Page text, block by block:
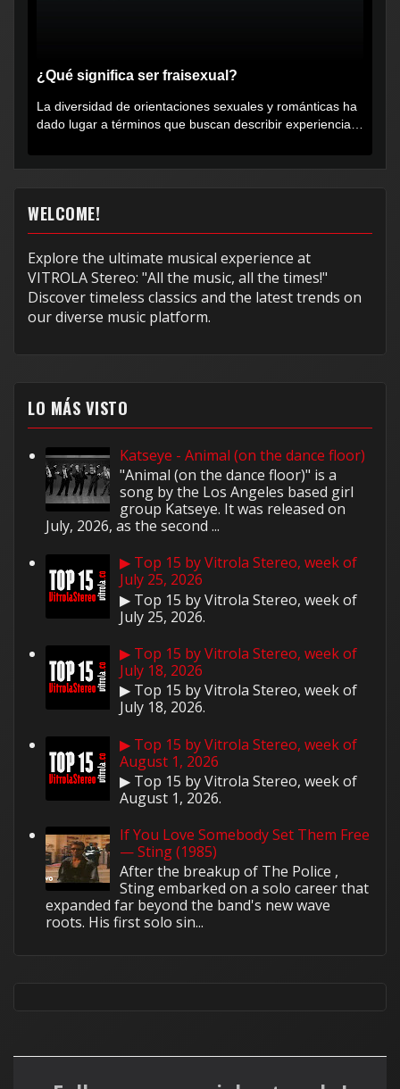
¿Qué significa ser fraisexual?
La diversidad de orientaciones sexuales y románticas ha
dado lugar a términos que buscan describir experiencias
WELCOME!
Explore the ultimate musical experience at
VITROLA Stereo: "All the music, all the times!"
Discover timeless classics and the latest trends on
our diverse music platform.
LO MÁS VISTO
Katseye - Animal (on the dance floor)
"Animal (on the dance floor)" is a
song by the Los Angeles based girl
group Katseye. It was released on
July, 2026, as the second ...
▶ Top 15 by Vitrola Stereo, week of
July 25, 2026
▶ Top 15 by Vitrola Stereo, week of
July 25, 2026.
▶ Top 15 by Vitrola Stereo, week of
July 18, 2026
▶ Top 15 by Vitrola Stereo, week of
July 18, 2026.
▶ Top 15 by Vitrola Stereo, week of
August 1, 2026
▶ Top 15 by Vitrola Stereo, week of
August 1, 2026.
If You Love Somebody Set Them Free
— Sting (1985)
After the breakup of The Police ,
Sting embarked on a solo career that
expanded far beyond the band's new wave
roots. His first solo sin...